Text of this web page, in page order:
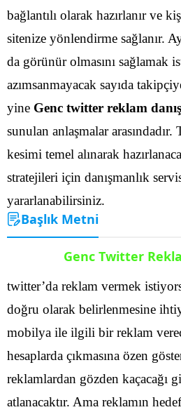
bağlantılı olarak hazırlanır ve
sitenize yönlendirme sağlanır.
da görünür olmasını sağlamak
azımsanmayacak sayıda
yine Genc twitter reklam
sunulan anlaşmalar arasındadır.
kesimi temel alınarak
stratejileri için danışmanlık
yararlanabilirsiniz.
Başlık Metni
Genc Twitter
twitter’da reklam vermek
doğru olarak belirlenmesine
mobilya ile ilgili bir reklam
hesaplarda çıkmasına özen
reklamlardan gözden kaçacağı
atlanacaktır. Ama reklamın